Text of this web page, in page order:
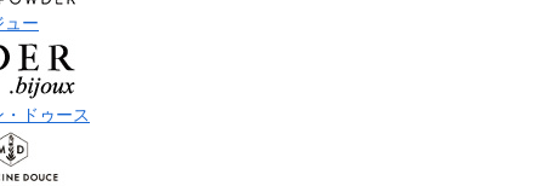
ュー
・ドゥース